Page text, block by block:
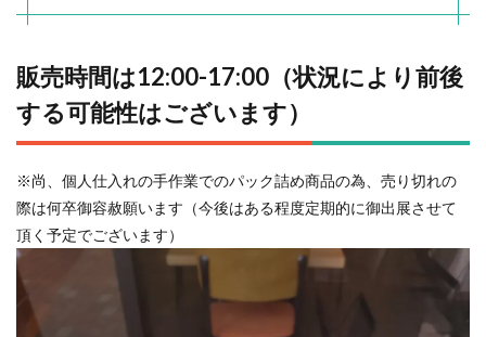
販売時間は12:00-17:00（状況により前後
する可能性はございます）
※尚、個人仕入れの手作業でのパック詰め商品の為、売り切れの
際は何卒御容赦願います（今後はある程度定期的に御出展させて
頂く予定でございます）